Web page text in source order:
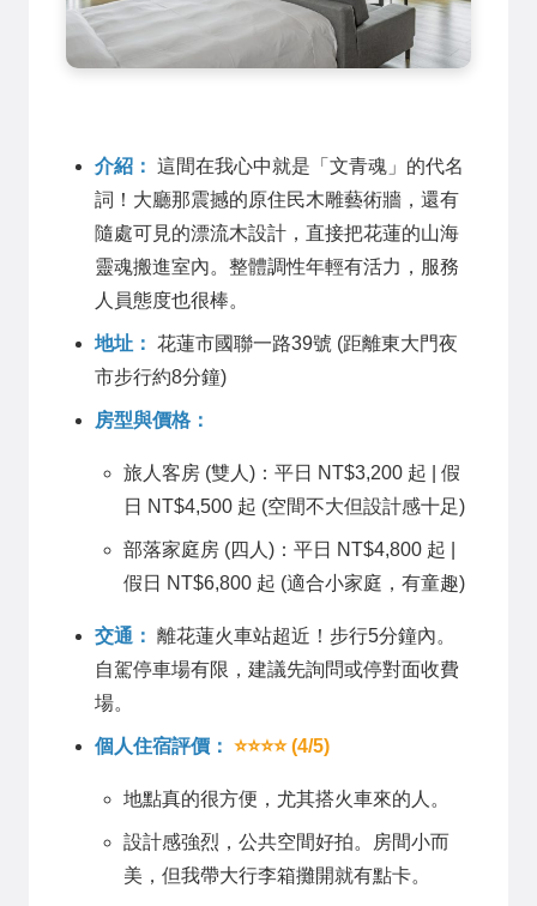
介紹： 這間在我心中就是「文青魂」的代名
詞！大廳那震撼的原住民木雕藝術牆，還有
隨處可見的漂流木設計，直接把花蓮的山海
靈魂搬進室內。整體調性年輕有活力，服務
人員態度也很棒。
地址： 花蓮市國聯一路39號 (距離東大門夜
市步行約8分鐘)
房型與價格：
旅人客房 (雙人)：平日 NT$3,200 起 | 假
日 NT$4,500 起 (空間不大但設計感十足)
部落家庭房 (四人)：平日 NT$4,800 起 |
假日 NT$6,800 起 (適合小家庭，有童趣)
交通： 離花蓮火車站超近！步行5分鐘內。
自駕停車場有限，建議先詢問或停對面收費
場。
個人住宿評價： ⭐⭐⭐⭐ (4/5)
地點真的很方便，尤其搭火車來的人。
設計感強烈，公共空間好拍。房間小而
美，但我帶大行李箱攤開就有點卡。